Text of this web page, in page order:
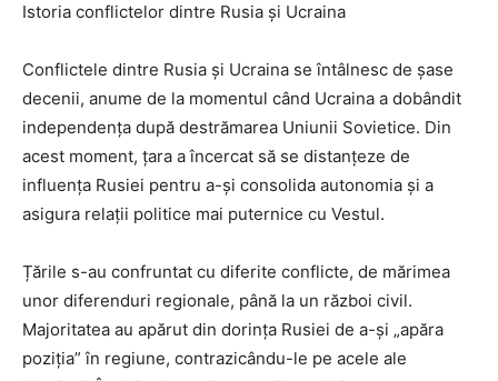
Istoria conflictelor dintre Rusia și Ucraina
Conflictele dintre Rusia și Ucraina se întâlnesc de șase
decenii, anume de la momentul când Ucraina a dobândit
independența după destrămarea Uniunii Sovietice. Din
acest moment, țara a încercat să se distanțeze de
influența Rusiei pentru a-și consolida autonomia și a
asigura relații politice mai puternice cu Vestul.
Țările s-au confruntat cu diferite conflicte, de mărimea
unor diferenduri regionale, până la un război civil.
Majoritatea au apărut din dorința Rusiei de a-și „apăra
poziția” în regiune, contrazicându-le pe acele ale